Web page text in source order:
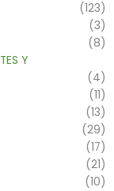
(123)
(3)
(8)
Y
(4)
(11)
(13)
(29)
(17)
(21)
(10)